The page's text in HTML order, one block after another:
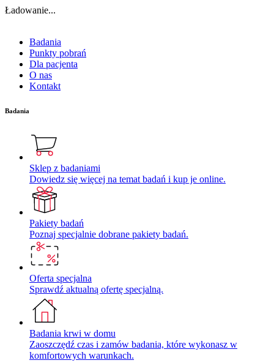
Ładowanie...
Badania
Punkty pobrań
Dla pacjenta
O nas
Kontakt
Badania
Sklep z badaniami
Dowiedz się więcej na temat badań i kup je online.
Pakiety badań
Poznaj specjalnie dobrane pakiety badań.
Oferta specjalna
Sprawdź aktualną ofertę specjalną.
Badania krwi w domu
Zaoszczędź czas i zamów badania, które wykonasz w
komfortowych warunkach.